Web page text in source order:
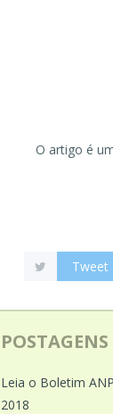
O artigo é
Tweet
Leia o Boletim
2018